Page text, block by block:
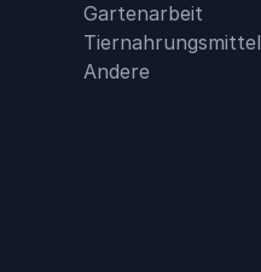
Gartenarbeit
Tiernahrungsmittel
Andere